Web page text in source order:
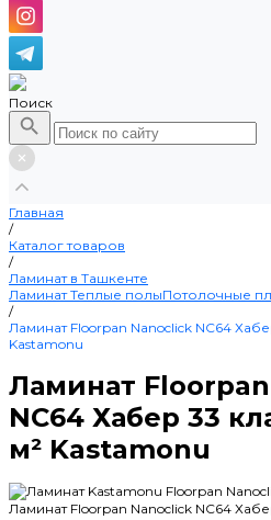
Поиск
Главная
/
Каталог товаров
/
Ламинат в Ташкенте
ЛаминатТеплые полыПотолочные
/
Ламинат Floorpan Nanoclick NC64
Kastamonu
Ламинат
NC64 Хабер 33
м² Kastamonu
Ламинат Floorpan Nanoclick NC64